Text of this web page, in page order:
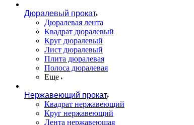
Дюралевый прокат
Дюралевая лента
Квадрат дюралевый
Круг дюралевый
Лист дюралевый
Плита дюралевая
Полоса дюралевая
Еще
Нержавеющий прокат
Квадрат нержавеющий
Круг нержавеющий
Лента нержавеющая